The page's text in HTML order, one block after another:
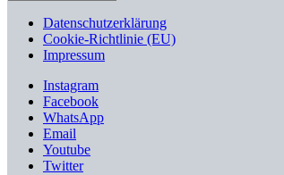
älteren
Beiträgen
Datenschutzerklärung
Cookie-Richtlinie (EU)
Impressum
Instagram
Facebook
WhatsApp
Email
Youtube
Twitter